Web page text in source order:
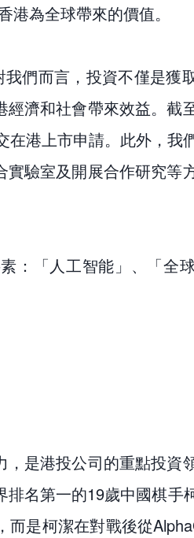
為全球帶來的價值。
們而言，投資不僅是獲
濟和社會帶來效益。截
港上市申請。此外，我
驗室及開展合作研究等
：「人工智能」、「全
是港投公司的重點投資
名第一的19歲中國棋手
是柯潔在對戰後從